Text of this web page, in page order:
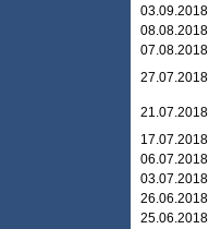
03.09.2018
08.08.2018
07.08.2018
27.07.2018
21.07.2018
17.07.2018
06.07.2018
03.07.2018
26.06.2018
25.06.2018